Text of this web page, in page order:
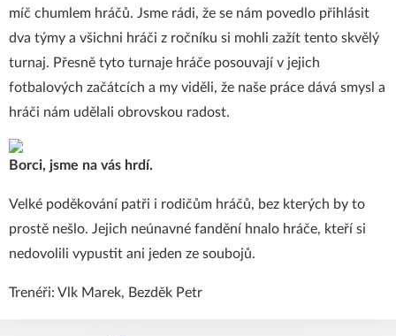
míč chumlem hráčů. Jsme rádi, že se nám povedlo přihlásit
dva týmy a všichni hráči z ročníku si mohli zažít tento skvělý
turnaj. Přesně tyto turnaje hráče posouvají v jejich
fotbalových začátcích a my viděli, že naše práce dává smysl a
hráči nám udělali obrovskou radost.
Borci, jsme na vás hrdí.
Velké poděkování patři i rodičům hráčů, bez kterých by to
prostě nešlo. Jejich neúnavné fandění hnalo hráče, kteří si
nedovolili vypustit ani jeden ze soubojů.
Trenéři: Vlk Marek, Bezděk Petr